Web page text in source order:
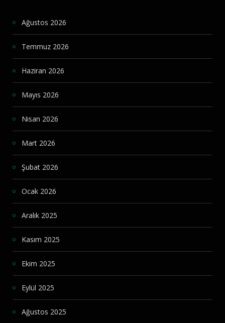
Ağustos 2026
Temmuz 2026
Haziran 2026
Mayıs 2026
Nisan 2026
Mart 2026
Şubat 2026
Ocak 2026
Aralık 2025
Kasım 2025
Ekim 2025
Eylül 2025
Ağustos 2025